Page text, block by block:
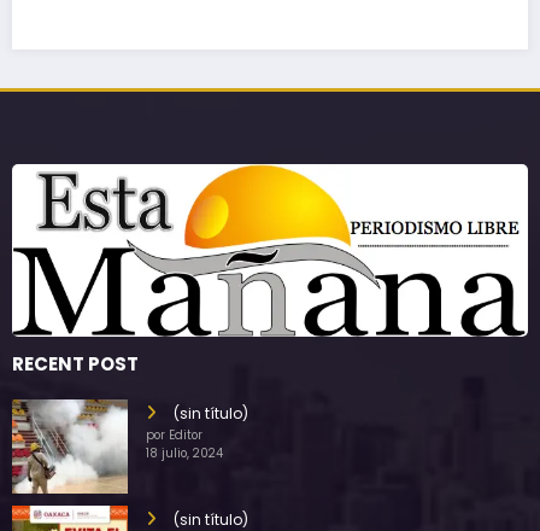
RECENT POST
(sin título)
por Editor
18 julio, 2024
(sin título)